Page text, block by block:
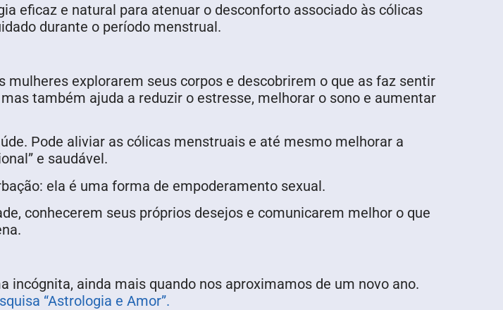
eficaz e natural para atenuar o desconforto associado às cólicas
durante o período menstrual.
explorarem seus corpos e descobrirem o que as faz sentir
também ajuda a reduzir o estresse, melhorar o sono e aumentar
Pode aliviar as cólicas menstruais e até mesmo melhorar a
e saudável.
ela é uma forma de empoderamento sexual.
conhecerem seus próprios desejos e comunicarem melhor o que
incógnita, ainda mais quando nos aproximamos de um novo ano.
“Astrologia e Amor”.